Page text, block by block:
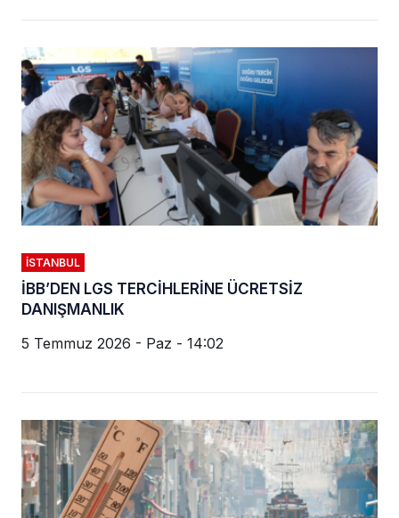
İSTANBUL
İBB’DEN LGS TERCİHLERİNE ÜCRETSİZ
DANIŞMANLIK
5 Temmuz 2026 - Paz - 14:02